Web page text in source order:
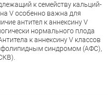
к семейству кальций-
V особенно важна для
антител к аннексину V
нормального плода
к аннексину V классов
синдромом (АФС),